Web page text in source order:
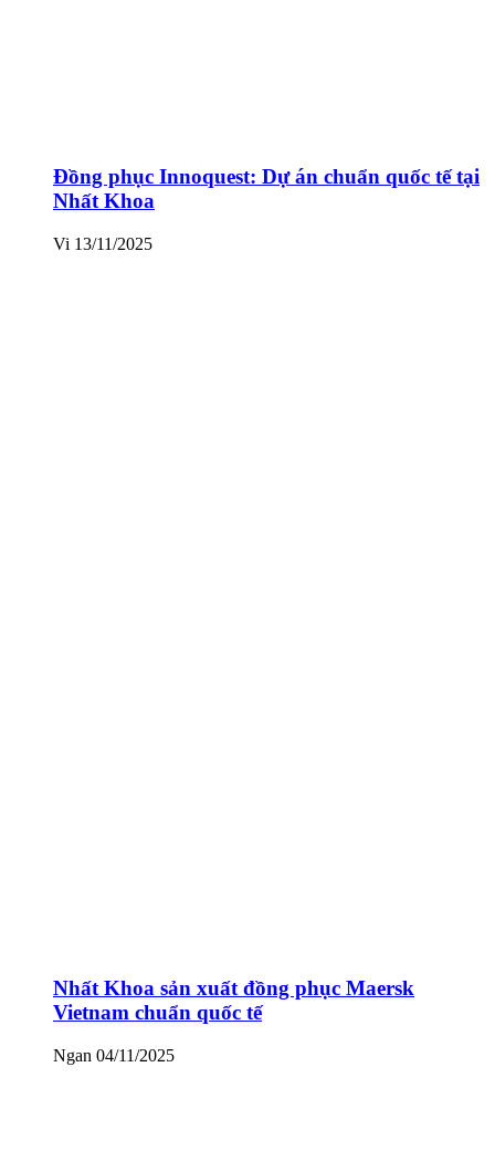
Đồng phục Innoquest: Dự án chuẩn quốc tế tại
Nhất Khoa
Vi 13/11/2025
Nhất Khoa sản xuất đồng phục Maersk
Vietnam chuẩn quốc tế
Ngan 04/11/2025